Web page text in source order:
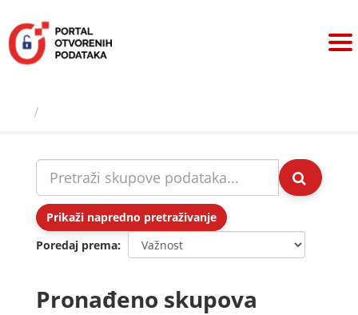
sadržaj
Prikaži napredno pretraživanje
Poredaj prema
Pronađeno skupova